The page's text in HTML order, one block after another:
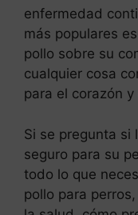
enfermedad
más populares
pollo sobre su
cualquier cosa
para el corazón
Si se pregunta si
seguro para su
todo lo que
pollo para